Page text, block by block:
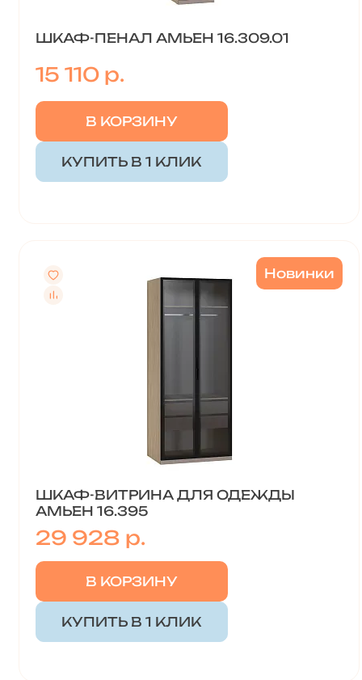
ШКАФ-ПЕНАЛ АМЬЕН 16.309.01
15 110 р.
В КОРЗИНУ
КУПИТЬ В 1 КЛИК
Новинки
ШКАФ-ВИТРИНА ДЛЯ ОДЕЖДЫ
АМЬЕН 16.395
29 928 р.
В КОРЗИНУ
КУПИТЬ В 1 КЛИК